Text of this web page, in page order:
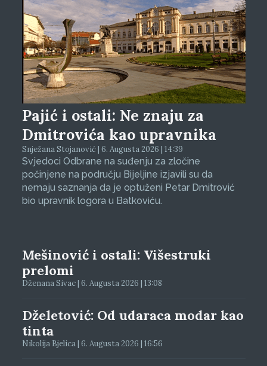
Pajić i ostali: Ne znaju za
Dmitrovića kao upravnika
Snježana Stojanović | 6. Augusta 2026 | 14:39
Svjedoci Odbrane na suđenju za zločine
počinjene na području Bijeljine izjavili su da
nemaju saznanja da je optuženi Petar Dmitrović
bio upravnik logora u Batkoviću.
Mešinović i ostali: Višestruki
prelomi
Dženana Sivac | 6. Augusta 2026 | 13:08
Dželetović: Od udaraca modar kao
tinta
Nikolija Bjelica | 6. Augusta 2026 | 16:56